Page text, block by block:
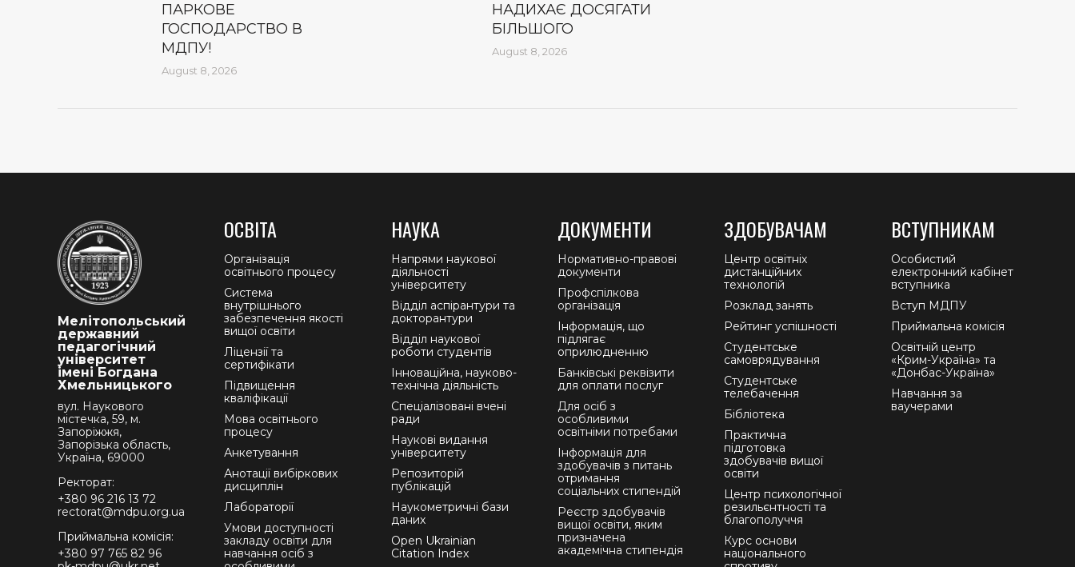
ПАРКОВЕ
ГОСПОДАРСТВО В
МДПУ!
August 8, 2026
НАДИХАЄ ДОСЯГАТИ
БІЛЬШОГО
August 8, 2026
Мелітопольський
державний
педагогічний
університет
імені Богдана
Хмельницького
вул. Наукового
містечка, 59, м.
Запоріжжя,
Запорізька область,
Україна, 69000
Ректорат:
+380 96 216 13 72
rectorat@mdpu.org.ua
Приймальна комісія:
+380 97 765 82 96
ОСВІТА
Організація
освітнього процесу
Система
внутрішнього
забезпечення якості
вищої освіти
Ліцензії та
сертифікати
Підвищення
кваліфікації
Мова освітнього
процесу
Анкетування
Анотації вибіркових
дисциплін
Лабораторії
Умови доступності
закладу освіти для
навчання осіб з
НАУКА
Напрями наукової
діяльності
університету
Відділ аспірантури та
докторантури
Відділ наукової
роботи студентів
Інноваційна, науково-
технічна діяльність
Спеціалізовані вчені
ради
Наукові видання
університету
Репозиторій
публікацій
Наукометричні бази
даних
Open Ukrainian
Citation Index
ДОКУМЕНТИ
Нормативно-правові
документи
Профспілкова
організація
Інформація, що
підлягає
оприлюдненню
Банківські реквізити
для оплати послуг
Для осіб з
особливими
освітніми потребами
Інформація для
здобувачів з питань
отримання
соціальних стипендій
Реєстр здобувачів
вищої освіти, яким
призначена
академічна стипендія
ЗДОБУВАЧАМ
Центр освітніх
дистанційних
технологій
Розклад занять
Рейтинг успішності
Студентське
самоврядування
Студентське
телебачення
Бібліотека
Практична
підготовка
здобувачів вищої
освіти
Центр психологічної
резильєнтності та
благополуччя
Курс основи
національного
ВСТУПНИКАМ
Особистий
електронний кабінет
вступника
Вступ МДПУ
Приймальна комісія
Освітній центр
«Крим-Україна» та
«Донбас-Україна»
Навчання за
ваучерами